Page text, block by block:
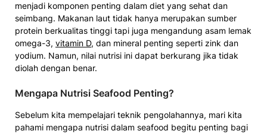
menjadi komponen penting dalam diet yang sehat dan
seimbang. Makanan laut tidak hanya merupakan sumber
protein berkualitas tinggi tapi juga mengandung asam lemak
omega-3, vitamin D, dan mineral penting seperti zink dan
yodium. Namun, nilai nutrisi ini dapat berkurang jika tidak
diolah dengan benar.
Mengapa Nutrisi Seafood Penting?
Sebelum kita mempelajari teknik pengolahannya, mari kita
pahami mengapa nutrisi dalam seafood begitu penting bagi